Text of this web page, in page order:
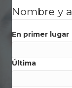
Nombre y
En primer lugar
Última